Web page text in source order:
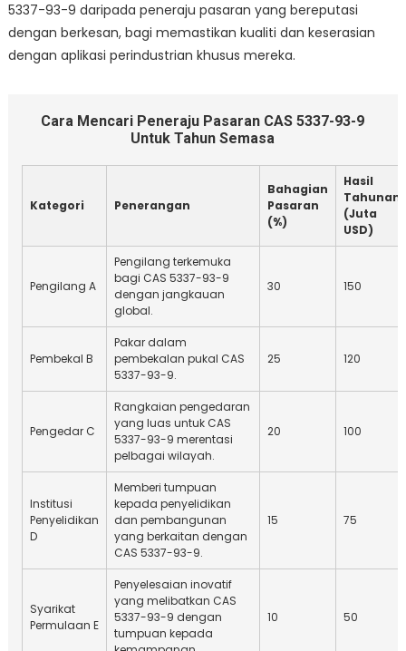
5337-93-9 daripada peneraju pasaran yang bereputasi
dengan berkesan, bagi memastikan kualiti dan keserasian
dengan aplikasi perindustrian khusus mereka.
Cara Mencari Peneraju Pasaran CAS 5337-93-9
Untuk Tahun Semasa
Kategori Penerangan
Bahagian
Pasaran
(%)
Hasil
Tahunan
(Juta
USD)
Pengilang A
Pengilang terkemuka
bagi CAS 5337-93-9
dengan jangkauan
global.
30 150
Pembekal B
Pakar dalam
pembekalan pukal CAS
5337-93-9.
25 120
Pengedar C
Rangkaian pengedaran
yang luas untuk CAS
5337-93-9 merentasi
pelbagai wilayah.
20 100
Institusi
Penyelidikan
D
Memberi tumpuan
kepada penyelidikan
dan pembangunan
yang berkaitan dengan
CAS 5337-93-9.
15 75
Syarikat
Permulaan E
Penyelesaian inovatif
yang melibatkan CAS
5337-93-9 dengan
tumpuan kepada
10 50